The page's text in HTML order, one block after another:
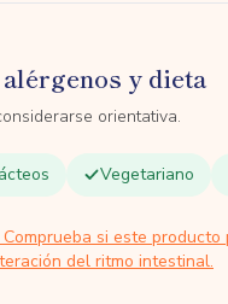
y dieta
orientativa.
Vegetariano
Comprueba si este
del ritmo intestinal.